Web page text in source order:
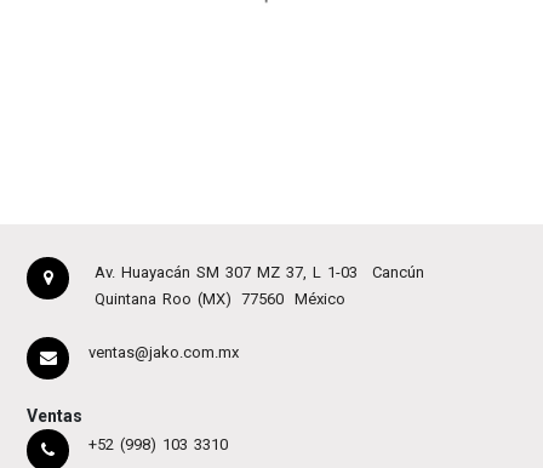
Av. Huayacán SM 307 MZ 37, L 1-03
Cancún
Quintana Roo (MX)
77560 México
ventas@jako.com.mx
Ventas
+52 (998) 103 3310